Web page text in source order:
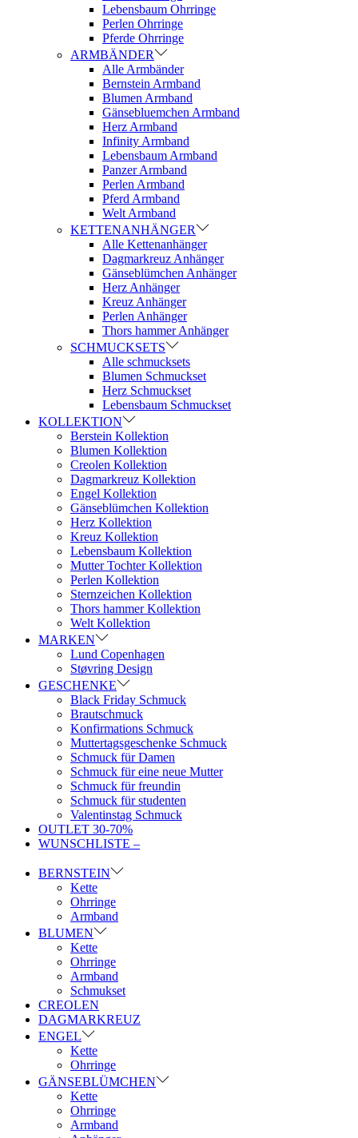
Lebensbaum Ohrringe
Perlen Ohrringe
Pferde Ohrringe
ARMBÄNDER
Alle Armbänder
Bernstein Armband
Blumen Armband
Gänsebluemchen Armband
Herz Armband
Infinity Armband
Lebensbaum Armband
Panzer Armband
Perlen Armband
Pferd Armband
Welt Armband
KETTENANHÄNGER
Alle Kettenanhänger
Dagmarkreuz Anhänger
Gänseblümchen Anhänger
Herz Anhänger
Kreuz Anhänger
Perlen Anhänger
Thors hammer Anhänger
SCHMUCKSETS
Alle schmucksets
Blumen Schmuckset
Herz Schmuckset
Lebensbaum Schmuckset
KOLLEKTION
Berstein Kollektion
Blumen Kollektion
Creolen Kollektion
Dagmarkreuz Kollektion
Engel Kollektion
Gänseblümchen Kollektion
Herz Kollektion
Kreuz Kollektion
Lebensbaum Kollektion
Mutter Tochter Kollektion
Perlen Kollektion
Sternzeichen Kollektion
Thors hammer Kollektion
Welt Kollektion
MARKEN
Lund Copenhagen
Støvring Design
GESCHENKE
Black Friday Schmuck
Brautschmuck
Konfirmations Schmuck
Muttertagsgeschenke Schmuck
Schmuck für Damen
Schmuck für eine neue Mutter
Schmuck für freundin
Schmuck für studenten
Valentinstag Schmuck
OUTLET 30-70%
WUNSCHLISTE –
BERNSTEIN
Kette
Ohrringe
Armband
BLUMEN
Kette
Ohrringe
Armband
Schmukset
CREOLEN
DAGMARKREUZ
ENGEL
Kette
Ohrringe
GÄNSEBLÜMCHEN
Kette
Ohrringe
Armband